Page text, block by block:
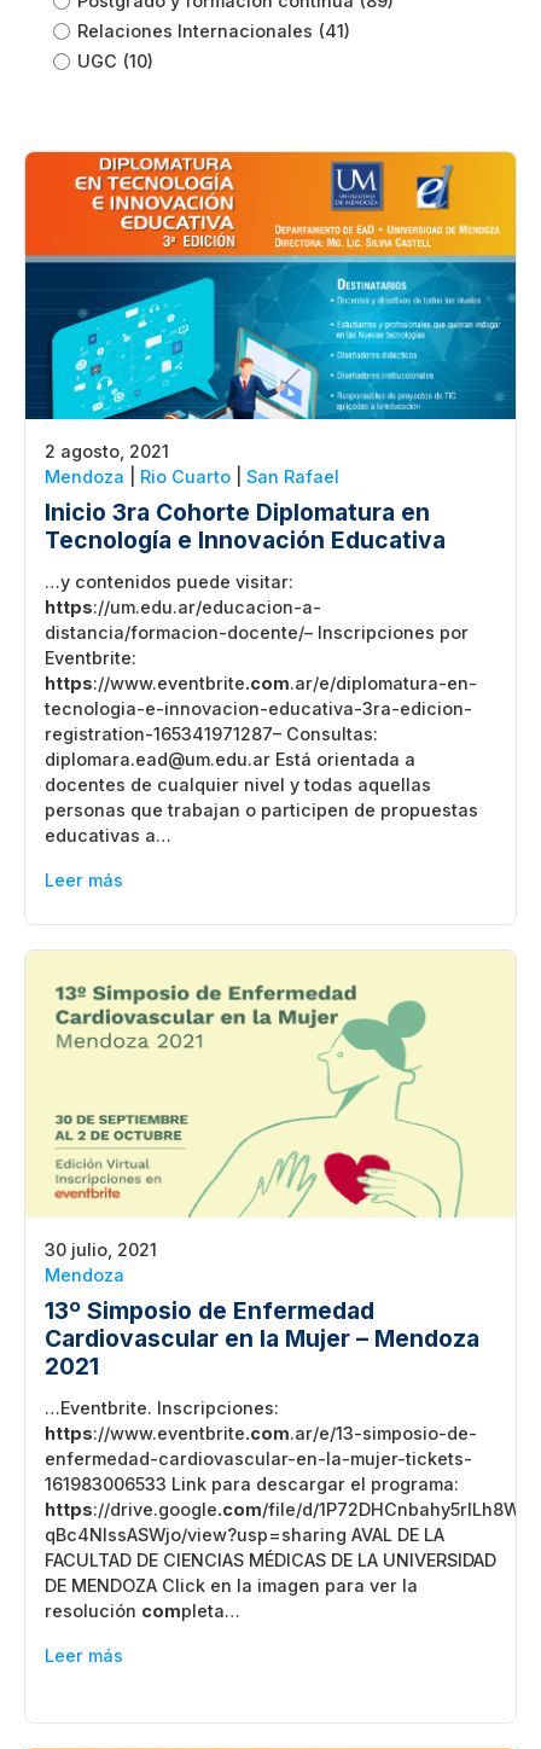
Relaciones Internacionales (41)
UGC (10)
2 agosto, 2021
Mendoza
Rio Cuarto San Rafael
Inicio 3ra Cohorte Diplomatura en
Tecnología e Innovación Educativa
…y contenidos puede visitar:
https://um.edu.ar/educacion-a-
distancia/formacion-docente/– Inscripciones por
Eventbrite:
https://www.eventbrite.com.ar/e/diplomatura-en-
tecnologia-e-innovacion-educativa-3ra-edicion-
registration-165341971287– Consultas:
diplomara.ead@um.edu.ar Está orientada a
docentes de cualquier nivel y todas aquellas
personas que trabajan o participen de propuestas
educativas a…
Leer más
30 julio, 2021
Mendoza
13º Simposio de Enfermedad
Cardiovascular en la Mujer – Mendoza
2021
…Eventbrite. Inscripciones:
https://www.eventbrite.com.ar/e/13-simposio-de-
enfermedad-cardiovascular-en-la-mujer-tickets-
161983006533 Link para descargar el programa:
https://drive.google.com/file/d/1P72DHCnbahy5rlLh8W-
qBc4NIssASWjo/view?usp=sharing AVAL DE LA
FACULTAD DE CIENCIAS MÉDICAS DE LA UNIVERSIDAD
DE MENDOZA Click en la imagen para ver la
resolución completa…
Leer más